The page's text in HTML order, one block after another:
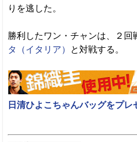
りを逃した。
勝利したワン・チャンは、２回
タ（イタリア）
と対戦する。
日清ひよこちゃんバッグをプレ